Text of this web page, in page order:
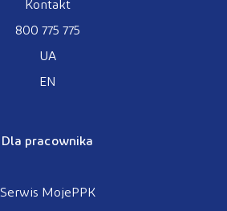
Kontakt
800 775 775
UA
EN
Dla pracownika
Serwis MojePPK